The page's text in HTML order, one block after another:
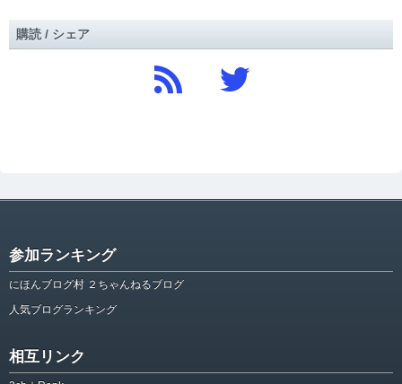
購読 / シェア
参加ランキング
にほんブログ村 ２ちゃんねるブログ
人気ブログランキング
相互リンク